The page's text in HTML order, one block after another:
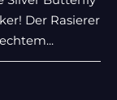
Der Rasierer